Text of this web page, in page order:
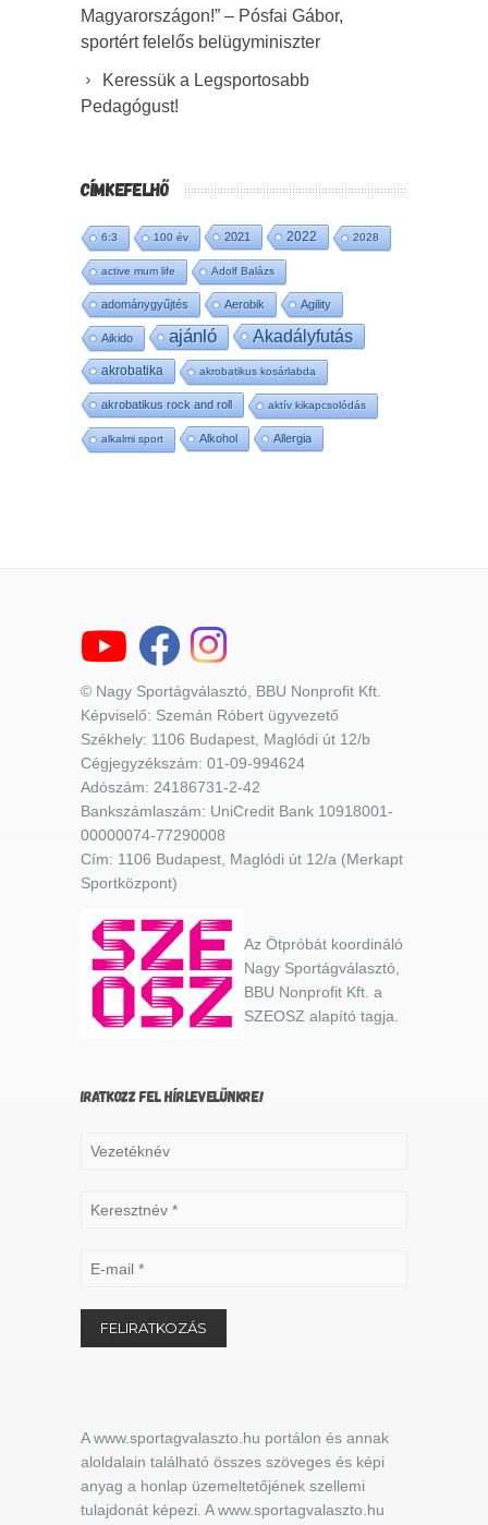
Magyarországon!” – Pósfai Gábor,
sportért felelős belügyminiszter
Keressük a Legsportosabb
Pedagógust!
CÍMKEFELHŐ
6:3 100 év 2021 2022 2028
active mum life Adolf Balázs
adománygyűjtés Aerobik Agility
Aikido ajánló Akadályfutás
akrobatika akrobatikus kosárlabda
akrobatikus rock and roll aktív kikapcsolódás
alkalmi sport Alkohol Allergia
© Nagy Sportágválasztó, BBU Nonprofit Kft.
Képviselő: Szemán Róbert ügyvezető
Székhely: 1106 Budapest, Maglódi út 12/b
Cégjegyzékszám: 01-09-994624
Adószám: 24186731-2-42
Bankszámlaszám: UniCredit Bank 10918001-
00000074-77290008
Cím: 1106 Budapest, Maglódi út 12/a (Merkapt
Sportközpont)
Az Ötpróbát koordináló
Nagy Sportágválasztó,
BBU Nonprofit Kft. a
SZEOSZ alapító tagja.
IRATKOZZ FEL HÍRLEVELÜNKRE!
A www.sportagvalaszto.hu portálon és annak
aloldalain található összes szöveges és képi
anyag a honlap üzemeltetőjének szellemi
tulajdonát képezi. A www.sportagvalaszto.hu